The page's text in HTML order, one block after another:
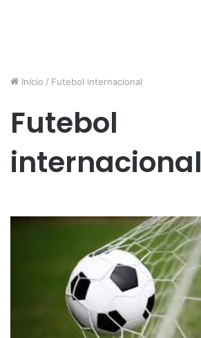
Início / Futebol internacional
Futebol
internacional